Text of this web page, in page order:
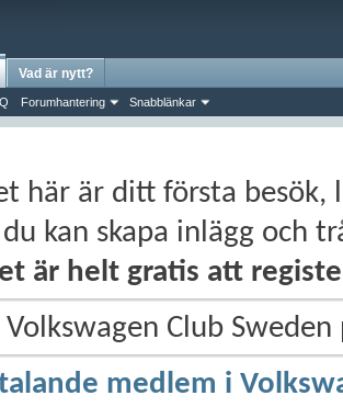
Forumhantering Snabblänkar
Vad är nytt?
här är ditt första besök,
kan skapa inlägg och
är helt gratis att
Volkswagen Club
medlem i